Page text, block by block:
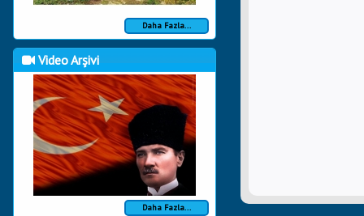
Daha Fazla...
Video Arşivi
Daha Fazla...